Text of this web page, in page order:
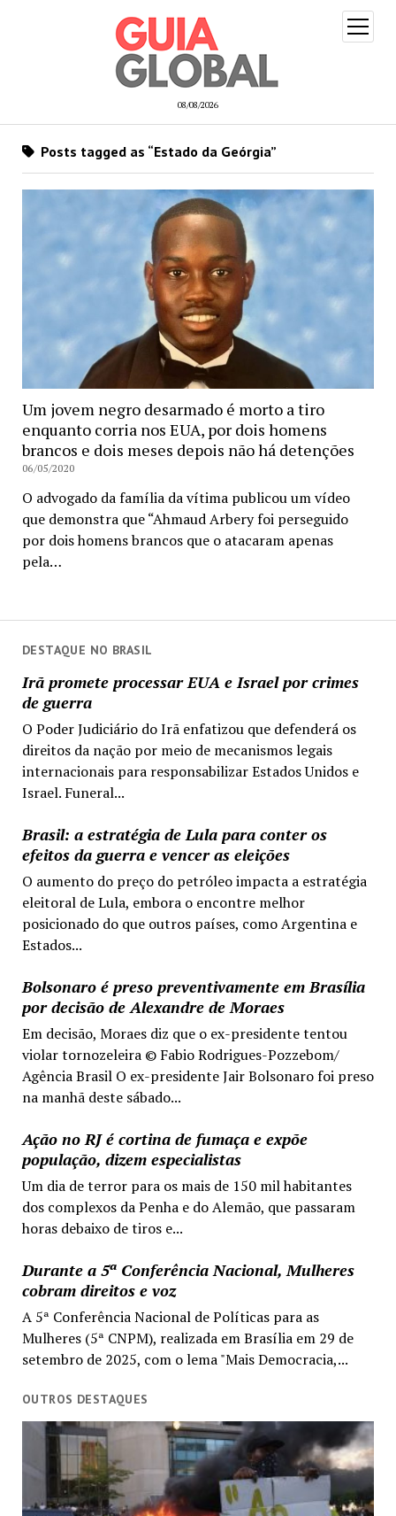
08/08/2026
open
menu
DESTAQUE NO BRASIL
Irã promete processar EUA e Israel por crimes
de guerra
O Poder Judiciário do Irã enfatizou que defenderá os
direitos da nação por meio de mecanismos legais
internacionais para responsabilizar Estados Unidos e
Israel. Funeral...
Brasil: a estratégia de Lula para conter os
efeitos da guerra e vencer as eleições
O aumento do preço do petróleo impacta a estratégia
eleitoral de Lula, embora o encontre melhor
posicionado do que outros países, como Argentina e
Estados...
Bolsonaro é preso preventivamente em Brasília
por decisão de Alexandre de Moraes
Em decisão, Moraes diz que o ex-presidente tentou
violar tornozeleira © Fabio Rodrigues-Pozzebom/
Agência Brasil O ex-presidente Jair Bolsonaro foi preso
na manhã deste sábado...
Ação no RJ é cortina de fumaça e expõe
população, dizem especialistas
Um dia de terror para os mais de 150 mil habitantes
dos complexos da Penha e do Alemão, que passaram
horas debaixo de tiros e...
Durante a 5ª Conferência Nacional, Mulheres
cobram direitos e voz
A 5ª Conferência Nacional de Políticas para as
Mulheres (5ª CNPM), realizada em Brasília em 29 de
setembro de 2025, com o lema "Mais Democracia,...
OUTROS DESTAQUES
Posts tagged as “Estado da Geórgia”
Um jovem negro desarmado é morto a tiro
enquanto corria nos EUA, por dois homens
brancos e dois meses depois não há detenções
06/05/2020
O advogado da família da vítima publicou um vídeo
que demonstra que “Ahmaud Arbery foi perseguido
por dois homens brancos que o atacaram apenas
pela…